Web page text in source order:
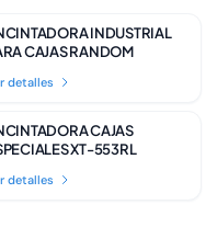
INDUSTRIAL
CAJAS RANDOM
detalles
Pedido
CAJAS
XT-553RL
detalles